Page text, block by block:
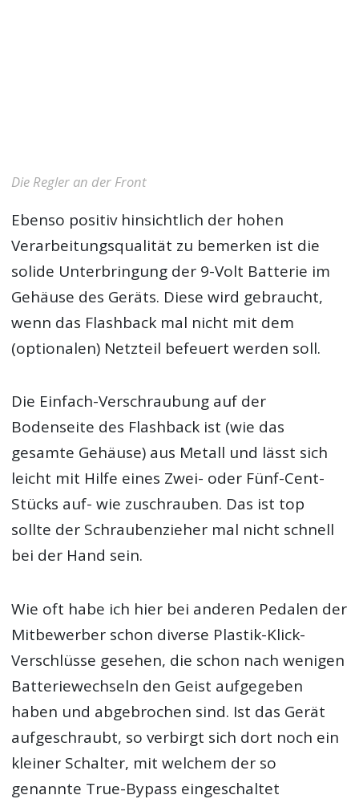
Die Regler an der Front
Ebenso positiv hinsichtlich der hohen
Verarbeitungsqualität zu bemerken ist die
solide Unterbringung der 9-Volt Batterie im
Gehäuse des Geräts. Diese wird gebraucht,
wenn das Flashback mal nicht mit dem
(optionalen) Netzteil befeuert werden soll.
Die Einfach-Verschraubung auf der
Bodenseite des Flashback ist (wie das
gesamte Gehäuse) aus Metall und lässt sich
leicht mit Hilfe eines Zwei- oder Fünf-Cent-
Stücks auf- wie zuschrauben. Das ist top
sollte der Schraubenzieher mal nicht schnell
bei der Hand sein.
Wie oft habe ich hier bei anderen Pedalen der
Mitbewerber schon diverse Plastik-Klick-
Verschlüsse gesehen, die schon nach wenigen
Batteriewechseln den Geist aufgegeben
haben und abgebrochen sind. Ist das Gerät
aufgeschraubt, so verbirgt sich dort noch ein
kleiner Schalter, mit welchem der so
genannte True-Bypass eingeschaltet